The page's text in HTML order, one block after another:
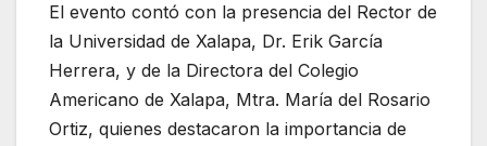
El evento contó con la presencia del Rector de
la Universidad de Xalapa, Dr. Erik García
Herrera, y de la Directora del Colegio
Americano de Xalapa, Mtra. María del Rosario
Ortiz, quienes destacaron la importancia de